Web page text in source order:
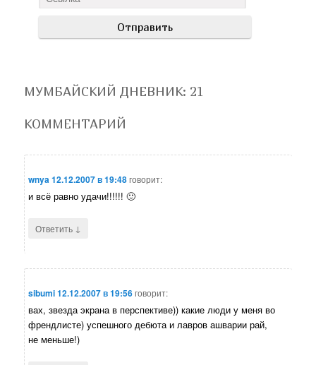
МУМБАЙСКИЙ ДНЕВНИК: 21
КОММЕНТАРИЙ
wnya12.12.2007 в 19:48говорит:
и всё равно удачи!!!!!! 🙂
Ответить ↓
sibumi12.12.2007 в 19:56говорит:
вах, звезда экрана в перспективе)) какие люди у меня во
френдлисте) успешного дебюта и лавров ашварии рай,
не меньше!)